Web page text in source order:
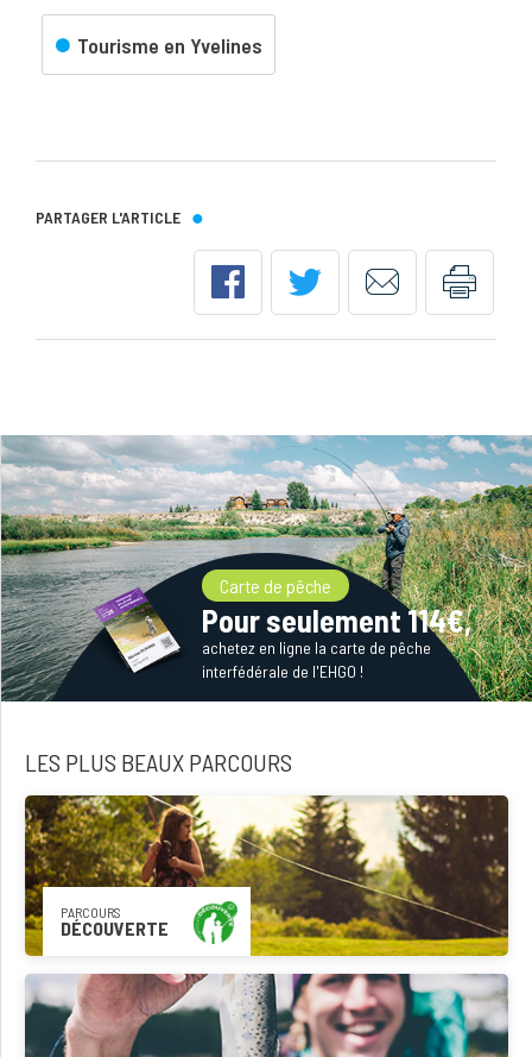
Tourisme en Yvelines
PARTAGER L'ARTICLE
Carte de pêche
Pour seulement 114€,
achetez en ligne la carte de pêche
interfédérale de l'EHGO !
LES PLUS BEAUX PARCOURS
PARCOURS
DÉCOUVERTE